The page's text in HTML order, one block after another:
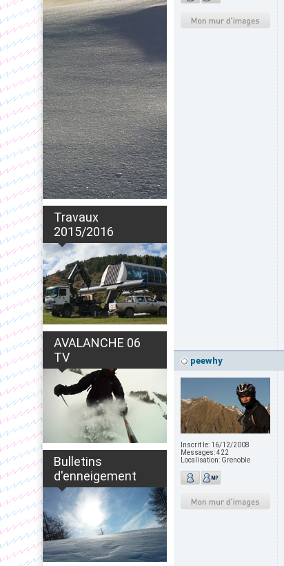
Travaux
2015/2016
AVALANCHE 06
TV
Bulletins
d'enneigement
peewhy
Inscrit le: 16/12/2008
Messages:422
Localisation: Grenoble